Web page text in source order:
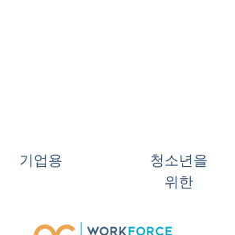
기업용
청소년을
위한